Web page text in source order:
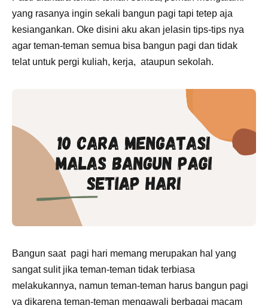
yang rasanya ingin sekali bangun pagi tapi tetep aja
kesiangankan. Oke disini aku akan jelasin tips-tips nya
agar teman-teman semua bisa bangun pagi dan tidak
telat untuk pergi kuliah, kerja, ataupun sekolah.
Bangun saat pagi hari memang merupakan hal yang
sangat sulit jika teman-teman tidak terbiasa
melakukannya, namun teman-teman harus bangun pagi
ya dikarena teman-teman mengawali berbagai macam